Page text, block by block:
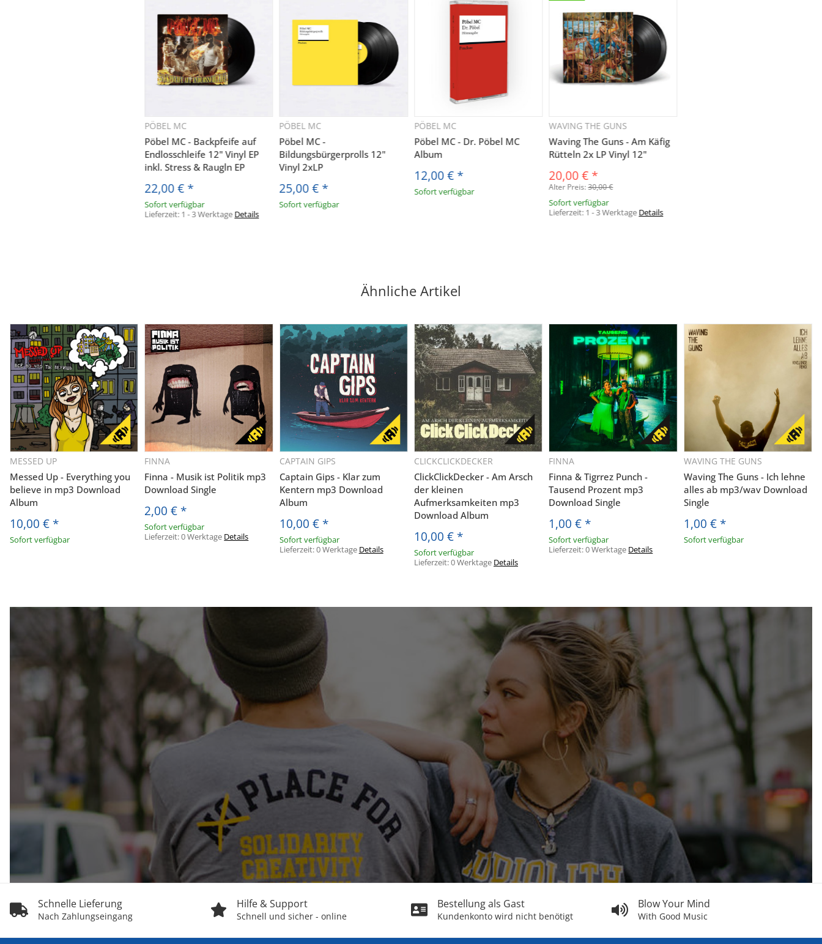
PÖBEL MC
Pöbel MC - Backpfeife auf
Endlosschleife 12" Vinyl EP
inkl. Stress & Raugln EP
22,00 € *
Sofort verfügbar
Lieferzeit: 1 - 3 WerktageDetails
PÖBEL MC
Pöbel MC -
Bildungsbürgerprolls 12"
Vinyl 2xLP
25,00 € *
Sofort verfügbar
PÖBEL MC
Pöbel MC - Dr. Pöbel MC
Album
12,00 € *
Sofort verfügbar
WAVING THE GUNS
Waving The Guns - Am Käfig
Rütteln 2x LP Vinyl 12"
20,00 € *
Alter Preis:30,00 €
Sofort verfügbar
Lieferzeit: 1 - 3 WerktageDetails
Ähnliche Artikel
MESSED UP
Messed Up - Everything you
believe in mp3 Download
Album
10,00 € *
Sofort verfügbar
FINNA
Finna - Musik ist Politik mp3
Download Single
2,00 € *
Sofort verfügbar
Lieferzeit:0 Werktage Details
CAPTAIN GIPS
Captain Gips - Klar zum
Kentern mp3 Download
Album
10,00 € *
Sofort verfügbar
Lieferzeit:0 Werktage Details
CLICKCLICKDECKER
ClickClickDecker - Am Arsch
der kleinen
Aufmerksamkeiten mp3
Download Album
10,00 € *
Sofort verfügbar
Lieferzeit:0 Werktage Details
FINNA
Finna & Tigrrez Punch -
Tausend Prozent mp3
Download Single
1,00 € *
Sofort verfügbar
Lieferzeit:0 Werktage Details
WAVING THE GUNS
Waving The Guns - Ich lehne
alles ab mp3/wav Download
Single
1,00 € *
Sofort verfügbar
Schnelle Lieferung
Nach Zahlungseingang
Hilfe & Support
Schnell und sicher - online
Bestellung als Gast
Kundenkonto wird nicht benötigt
Blow Your Mind
With Good Music